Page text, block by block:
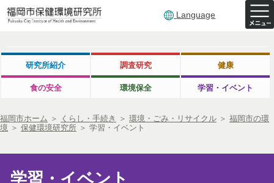
Language
研究所紹介 調査研究 健康
食の安全 環境保全 学習・イベント
福岡市ホーム ＞ くらし・手続き ＞ 環境・ごみ・リサイクル ＞ 福岡市の環
境 ＞ 保健環境研究所 ＞ 学習・イベント
学習・イベント